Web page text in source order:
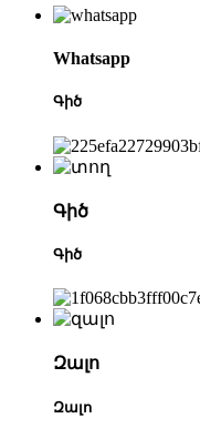
Whatsapp
Գիծ
Գիծ
Գիծ
Զալո
Զալո